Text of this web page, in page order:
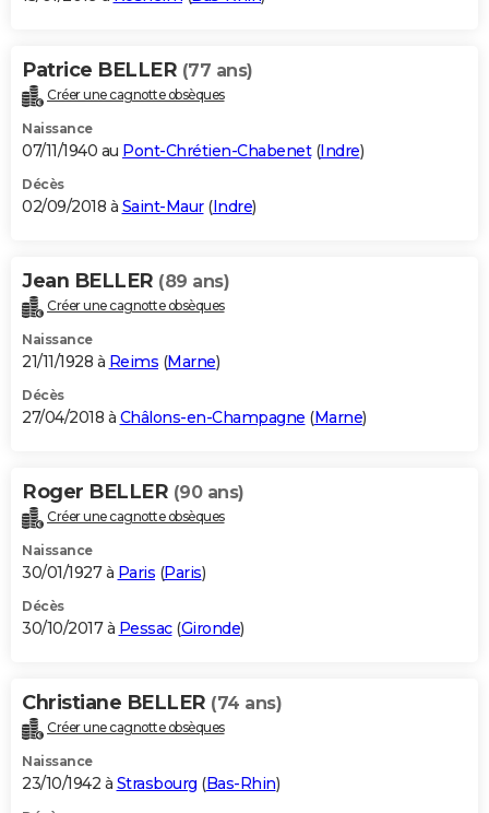
Patrice BELLER (77 ans)
Créer une cagnotte obsèques
Naissance
07/11/1940 au Pont-Chrétien-Chabenet(Indre)
Décès
02/09/2018 à Saint-Maur(Indre)
Jean BELLER (89 ans)
Créer une cagnotte obsèques
Naissance
21/11/1928 à Reims (Marne)
Décès
27/04/2018 à Châlons-en-Champagne (Marne)
Roger BELLER (90 ans)
Créer une cagnotte obsèques
Naissance
30/01/1927 à Paris (Paris)
Décès
30/10/2017 à Pessac(Gironde)
Christiane BELLER (74 ans)
Créer une cagnotte obsèques
Naissance
23/10/1942 à Strasbourg (Bas-Rhin)